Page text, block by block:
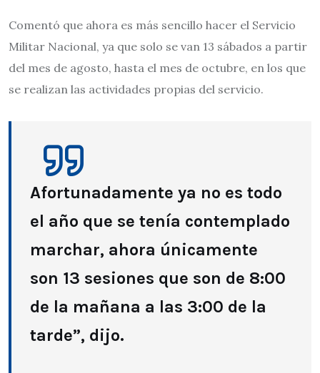
Comentó que ahora es más sencillo hacer el Servicio
Militar Nacional, ya que solo se van 13 sábados a partir
del mes de agosto, hasta el mes de octubre, en los que
se realizan las actividades propias del servicio.
Afortunadamente ya no es todo
el año que se tenía contemplado
marchar, ahora únicamente
son 13 sesiones que son de 8:00
de la mañana a las 3:00 de la
tarde”, dijo.